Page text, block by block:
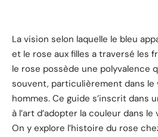
La vision selon laquelle le bleu
et le rose aux filles a traversé les
le rose possède une polyvalence
souvent, particulièrement dans le
hommes. Ce guide s’inscrit dans
à l’art d’adopter la couleur dans
On y explore l’histoire du rose